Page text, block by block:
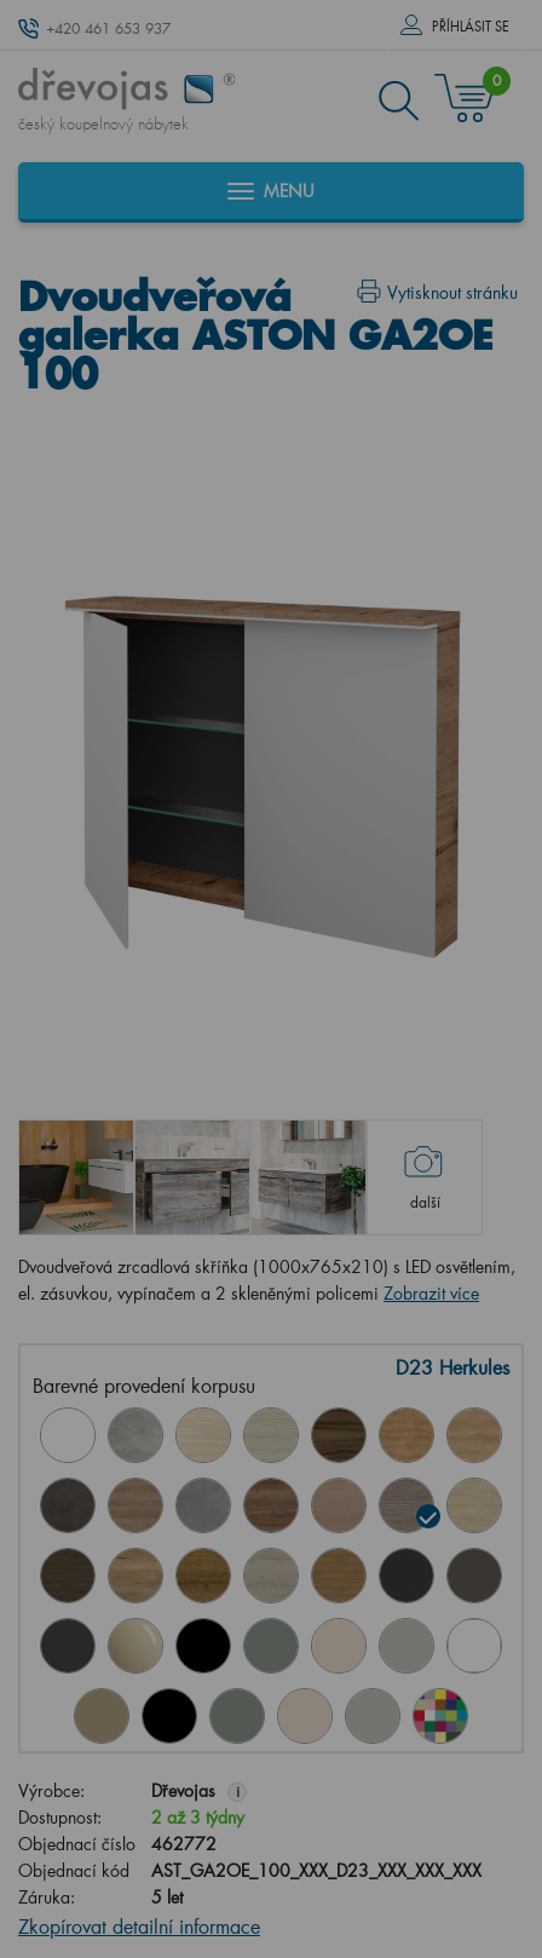
+420 461 653 937 PŘÍHLÁSIT SE
český koupelnový nábytek
0
MENU
Vytisknout stránku
Dvoudveřová
galerka ASTON GA2OE
100
další
Dvoudveřová zrcadlová skříňka (1000x765x210) s LED osvětlením,
el. zásuvkou, vypínačem a 2 skleněnými policemi Zobrazit více
Barevné provedení korpusu
D23 Herkules
Výrobce: Dřevojas i
Dostupnost:
2 až 3 týdny
Objednací číslo
462772
Objednací kód
AST_GA2OE_100_XXX_D23_XXX_XXX_XXX
Záruka:
5 let
Zkopírovat detailní informace